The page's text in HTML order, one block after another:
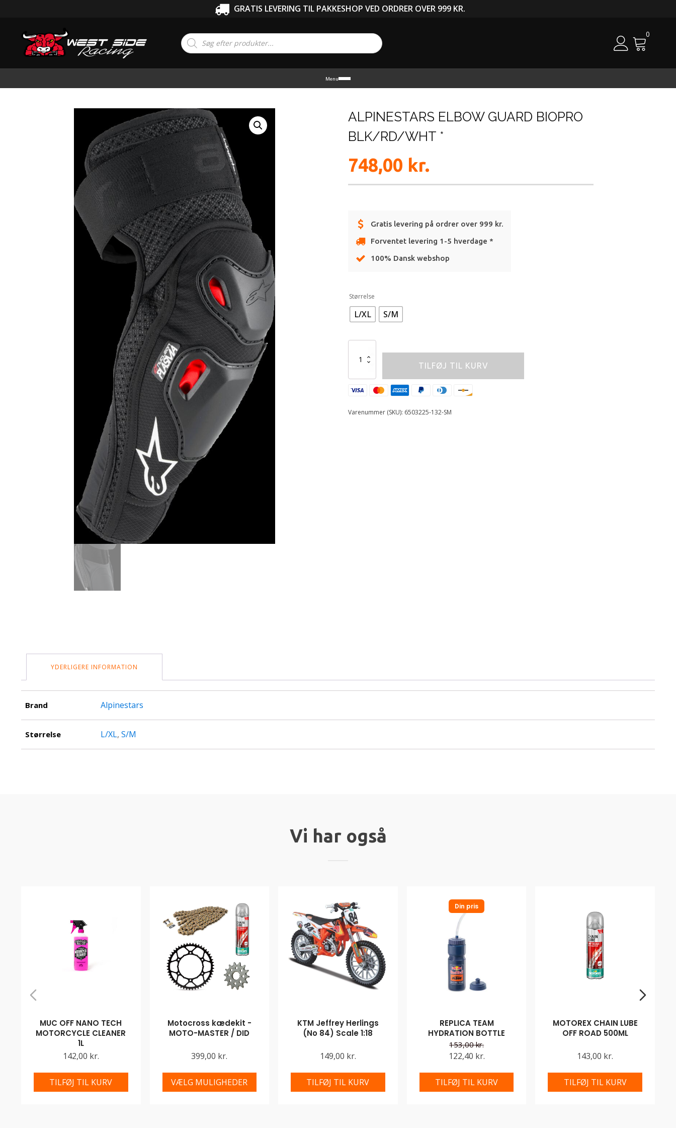
GRATIS LEVERING TIL PAKKESHOP VED ORDRER OVER 999 KR.
Products
search
0
Menu
ALPINESTARS ELBOW GUARD BIOPRO
BLK/RD/WHT *
748,00 kr.
Gratis levering på ordrer over 999 kr.
Forventet levering 1-5 hverdage *
100% Dansk webshop
Størrelse
L/XL S/M
ELBOW
BIOPRO
BLK/RD/WHT
TILFØJ TIL KURV
Varenummer (SKU): 6503225-132-SM
YDERLIGERE INFORMATION
Brand Alpinestars
Størrelse L/XL, S/M
Vi har også
MUC OFF NANO TECH
MOTORCYCLE CLEANER
1L
142,00 kr.
TILFØJ TIL KURV
Motocross kædekit -
MOTO-MASTER / DID
399,00 kr.
VÆLG MULIGHEDER
KTM Jeffrey Herlings
(No 84) Scale 1:18
149,00 kr.
TILFØJ TIL KURV
Din pris
REPLICA TEAM
HYDRATION BOTTLE
153,00 kr.
122,40 kr.
TILFØJ TIL KURV
MOTOREX CHAIN LUBE
OFF ROAD 500ML
143,00 kr.
TILFØJ TIL KURV